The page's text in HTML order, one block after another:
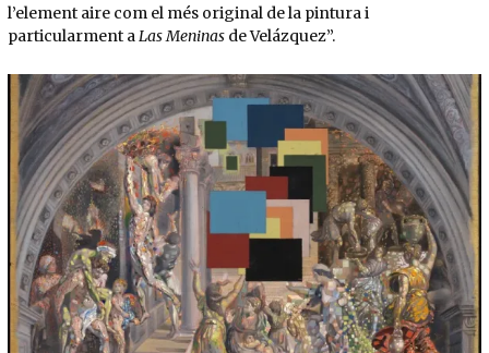
l’element aire com el més original de la pintura i
particularment aLas Meninas de Velázquez”.